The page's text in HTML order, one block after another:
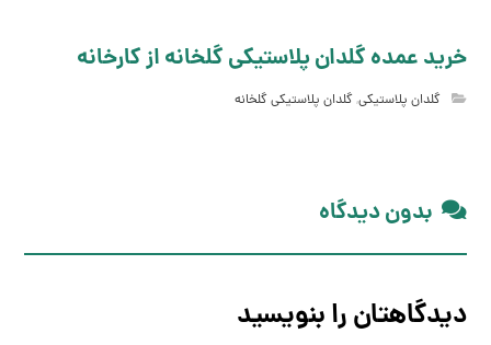
خرید عمده گلدان پلاستیکی گلخانه از کارخانه
گلدان پلاستیکی,گلدان پلاستیکی گلخانه
بدون دیدگاه
دیدگاهتان را بنویسید